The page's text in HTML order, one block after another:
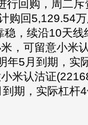
行回购，周二斥
购回5,129.54
稳，续沿10天线
，可留意小米
年5月到期，实
米认沽证
期，实际杠杆4